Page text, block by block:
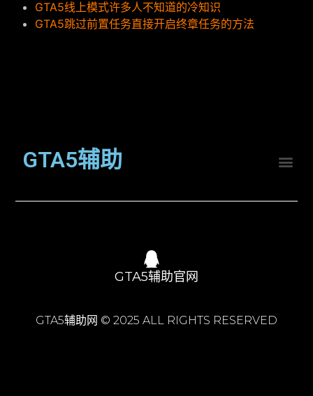
GTA5线上模式许多人不知道的冷知识
GTA5跳过前置任务直接开启终章任务的方法
GTA5辅助
GTA5辅助官网
GTA5辅助网 © 2025 ALL RIGHTS RESERVED